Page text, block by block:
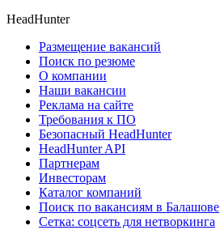
HeadHunter
Размещение вакансий
Поиск по резюме
О компании
Наши вакансии
Реклама на сайте
Требования к ПО
Безопасный HeadHunter
HeadHunter API
Партнерам
Инвесторам
Каталог компаний
Поиск по вакансиям в Балашове
Сетка: соцсеть для нетворкинга